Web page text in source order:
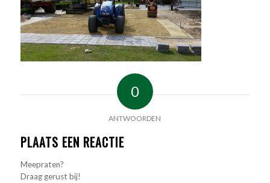
0
ANTWOORDEN
PLAATS EEN REACTIE
Meepraten?
Draag gerust bij!